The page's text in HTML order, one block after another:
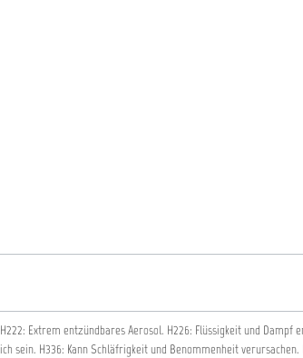
H222: Extrem entzündbares Aerosol. H226: Flüssigkeit und Dampf
sein. H336: Kann Schläfrigkeit und Benommenheit verursachen.